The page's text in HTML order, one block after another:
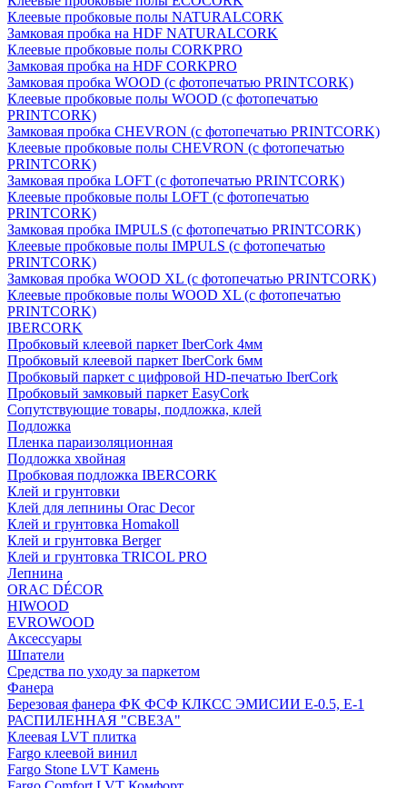
Клеевые пробковые полы NATURALCORK
Замковая пробка на HDF NATURALCORK
Клеевые пробковые полы CORKPRO
Замковая пробка на HDF CORKPRO
Замковая пробка WOOD (с фотопечатью PRINTCORK)
Клеевые пробковые полы WOOD (с фотопечатью
PRINTCORK)
Замковая пробка CHEVRON (с фотопечатью PRINTCORK)
Клеевые пробковые полы CHEVRON (с фотопечатью
PRINTCORK)
Замковая пробка LOFT (с фотопечатью PRINTCORK)
Клеевые пробковые полы LOFT (с фотопечатью
PRINTCORK)
Замковая пробка IMPULS (с фотопечатью PRINTCORK)
Клеевые пробковые полы IMPULS (с фотопечатью
PRINTCORK)
Замковая пробка WOOD XL (с фотопечатью PRINTCORK)
Клеевые пробковые полы WOOD XL (с фотопечатью
PRINTCORK)
IBERCORK
Пробковый клеевой паркет IberCork 4мм
Пробковый клеевой паркет IberCork 6мм
Пробковый паркет с цифровой HD-печатью IberCork
Пробковый замковый паркет EasyCork
Сопутствующие товары, подложка, клей
Подложка
Пленка параизоляционная
Подложка хвойная
Пробковая подложка IBERCORK
Клей и грунтовки
Клей для лепнины Orac Decor
Клей и грунтовка Homakoll
Клей и грунтовка Berger
Клей и грунтовка TRICOL PRO
Лепнина
ORAC DÉCOR
HIWOOD
EVROWOOD
Аксессуары
Шпатели
Средства по уходу за паркетом
Фанера
Березовая фанера ФК ФСФ КЛКСС ЭМИСИИ Е-0.5, Е-1
РАСПИЛЕННАЯ "СВЕЗА"
Клеевая LVT плитка
Fargo клеевой винил
Fargo Stone LVT Камень